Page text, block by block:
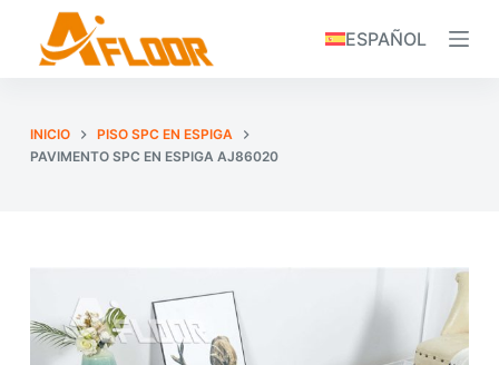
e
ESPAÑOL
INICIO
PISO SPC EN ESPIGA
PAVIMENTO SPC EN ESPIGA AJ86020